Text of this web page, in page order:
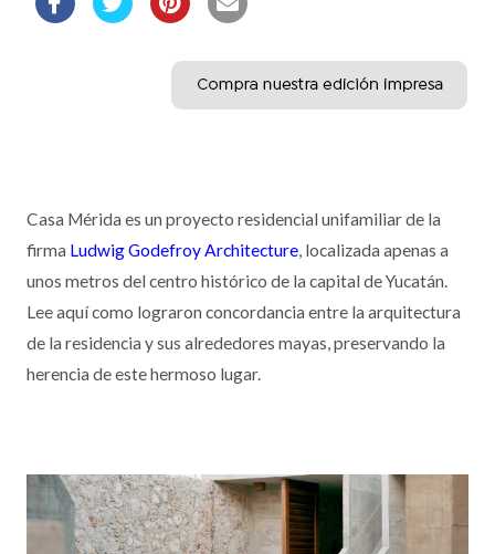
Casa Mérida es un proyecto residencial unifamiliar de la
firma Ludwig Godefroy Architecture, localizada apenas a
unos metros del centro histórico de la capital de Yucatán.
Lee aquí como lograron concordancia entre la arquitectura
de la residencia y sus alrededores mayas, preservando la
herencia de este hermoso lugar.